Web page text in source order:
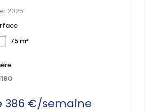
2025
75 m²
386 €/semaine